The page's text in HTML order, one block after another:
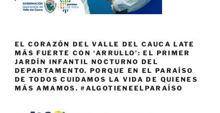
EL CORAZÓN DEL VALLE DEL CAUCA LATE
MÁS FUERTE CON ‘ARRULLO’: EL PRIMER
JARDÍN INFANTIL NOCTURNO DEL
DEPARTAMENTO. PORQUE EN EL PARAÍSO
DE TODOS CUIDAMOS LA VIDA DE QUIENES
MÁS AMAMOS. #ALGOTIENEELPARAÍSO